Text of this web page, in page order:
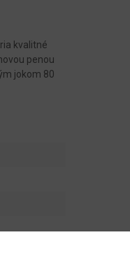
kvalitné
penou
jokom 80